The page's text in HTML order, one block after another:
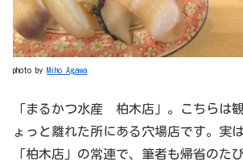
photo by Miho Agawa
「まるかつ水産 柏木店」。こちらは
ょっと離れた所にある穴場店です。実
「柏木店」の常連で、筆者も帰省のた